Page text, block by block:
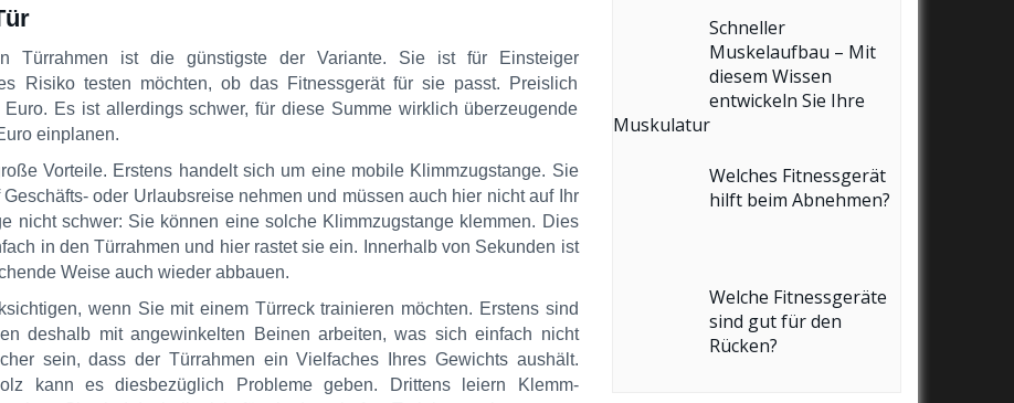
Türrahmen ist die günstigste der Variante. Sie ist für Einsteiger
Risiko testen möchten, ob das Fitnessgerät für sie passt. Preislich
Es ist allerdings schwer, für diese Summe wirklich überzeugende
einplanen.
Vorteile. Erstens handelt sich um eine mobile Klimmzugstange. Sie
oder Urlaubsreise nehmen und müssen auch hier nicht auf Ihr
nicht schwer: Sie können eine solche Klimmzugstange klemmen. Dies
in den Türrahmen und hier rastet sie ein. Innerhalb von Sekunden ist
Weise auch wieder abbauen.
wenn Sie mit einem Türreck trainieren möchten. Erstens sind
deshalb mit angewinkelten Beinen arbeiten, was sich einfach nicht
sein, dass der Türrahmen ein Vielfaches Ihres Gewichts aushält.
kann es diesbezüglich Probleme geben. Drittens leiern Klemm-
Schneller
Muskelaufbau – Mit
diesem Wissen
entwickeln Sie Ihre
Muskulatur
Welches Fitnessgerät
hilft beim Abnehmen?
Welche Fitnessgeräte
sind gut für den
Rücken?